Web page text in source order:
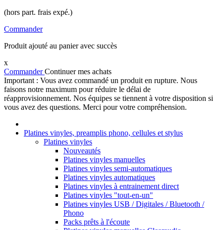
(hors part. frais expé.)
Commander
Produit ajouté au panier avec succès
x
CommanderContinuer mes achats
Important : Vous avez commandé un produit en rupture. Nous
faisons notre maximum pour réduire le délai de
réapprovisionnement. Nos équipes se tiennent à votre disposition si
vous avez des questions. Merci pour votre compréhension.
Platines vinyles, preamplis phono, cellules et stylus
Platines vinyles
Nouveautés
Platines vinyles manuelles
Platines vinyles semi-automatiques
Platines vinyles automatiques
Platines vinyles à entrainement direct
Platines vinyles "tout-en-un"
Platines vinyles USB / Digitales / Bluetooth /
Phono
Packs prêts à l'écoute